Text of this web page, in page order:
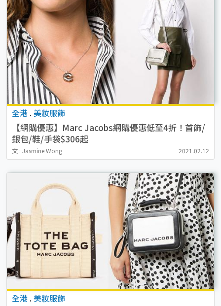
全港 . 美妝服飾
【網購優惠】Marc Jacobs網購優惠低至4折！首飾/
銀包/鞋/手袋$306起
文 : Jasmine Wong 2021.02.12
全港 . 美妝服飾